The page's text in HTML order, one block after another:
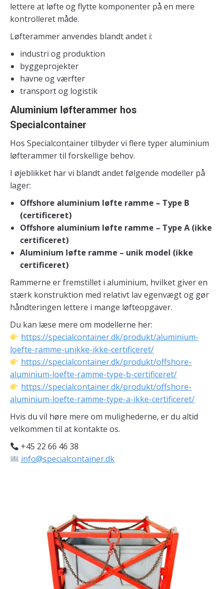
lettere at løfte og flytte komponenter på en mere
kontrolleret måde.
Løfterammer anvendes blandt andet i:
industri og produktion
byggeprojekter
havne og værfter
transport og logistik
Aluminium løfterammer hos
Specialcontainer
Hos Specialcontainer tilbyder vi flere typer aluminium
løfterammer til forskellige behov.
I øjeblikket har vi blandt andet følgende modeller på
lager:
Offshore aluminium løfte ramme – Type B
(certificeret)
Offshore aluminium løfte ramme – Type A (ikke
certificeret)
Aluminium løfte ramme – unik model (ikke
certificeret)
Rammerne er fremstillet i aluminium, hvilket giver en
stærk konstruktion med relativt lav egenvægt og gør
håndteringen lettere i mange løfteopgaver.
Du kan læse mere om modellerne her:
https://specialcontainer.dk/produkt/aluminium-
loefte-ramme-unikke-ikke-certificeret/
https://specialcontainer.dk/produkt/offshore-
aluminium-loefte-ramme-type-b-certificeret/
https://specialcontainer.dk/produkt/offshore-
aluminium-loefte-ramme-type-a-ikke-certificeret/
Hvis du vil høre mere om mulighederne, er du altid
velkommen til at kontakte os.
+45 22 66 46 38
info@specialcontainer.dk